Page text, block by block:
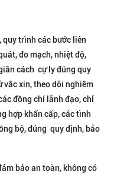
quy trình các bước liên
đo mạch, nhiệt độ,
cách cự ly đúng quy
vắc xin, theo dõi nghiêm
đồng chí lãnh đạo, chỉ
hợp khẩn cấp, các tình
bộ, đúng quy định, bảo
bảo an toàn, không có